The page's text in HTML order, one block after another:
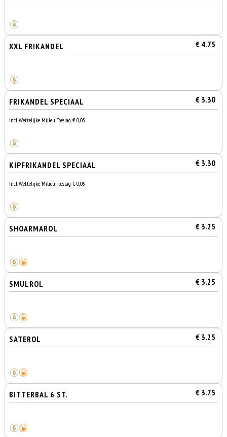
XXL FRIKANDEL € 4.75
FRIKANDEL SPECIAAL € 3.30
Incl. Wettelijke Milieu Toeslag € 0,05
KIPFRIKANDEL SPECIAAL € 3.30
Incl. Wettelijke Milieu Toeslag € 0,05
SHOARMAROL € 3.25
SMULROL € 3.25
SATEROL € 3.25
BITTERBAL 6 ST. € 3.75